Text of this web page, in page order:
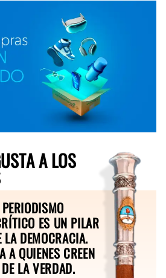
A LOS
ES UN PILAR
LA DEMOCRACIA.
A QUIENES CREEN
LA VERDAD.